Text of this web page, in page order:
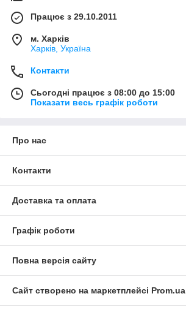
Працює з 29.10.2011
м. Харків
Харків, Україна
Контакти
Сьогодні працює з 08:00 до 15:00
Показати весь графік роботи
Про нас
Контакти
Доставка та оплата
Графік роботи
Повна версія сайту
Сайт створено на маркетплейсі Prom.ua